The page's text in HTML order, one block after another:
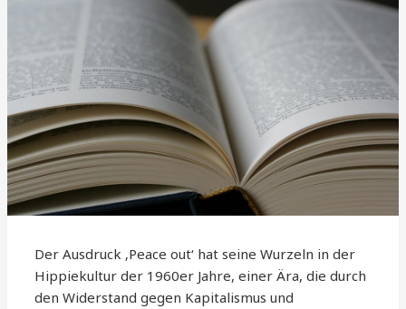
Der Ausdruck ‚Peace out‘ hat seine Wurzeln in der
Hippiekultur der 1960er Jahre, einer Ära, die durch
den Widerstand gegen Kapitalismus und